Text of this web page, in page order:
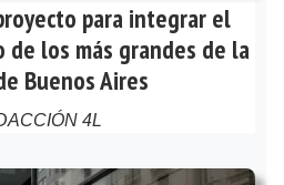
para integrar el
de los más grandes de la
Buenos Aires
4L